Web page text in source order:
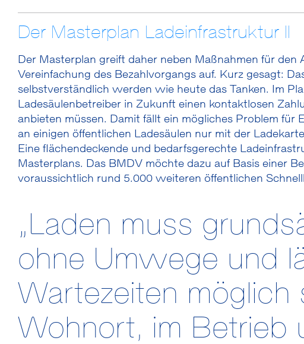
Der Masterplan Ladeinfrastruktur II
Der Masterplan greift daher neben Maßnahmen für
Vereinfachung des Bezahlvorgangs auf. Kurz gesagt:
selbstverständlich werden wie heute das Tanken. Im
Ladesäulenbetreiber in Zukunft einen kontaktlosen
anbieten müssen. Damit fällt ein mögliches Problem
an einigen öffentlichen Ladesäulen nur mit der
Eine flächendeckende und bedarfsgerechte
Masterplans. Das BMDV möchte dazu auf Basis einer
voraussichtlich rund 5.000 weiteren öffentlichen
„Laden muss
ohne Umwege und
Wartezeiten möglich
Wohnort, im Betrieb